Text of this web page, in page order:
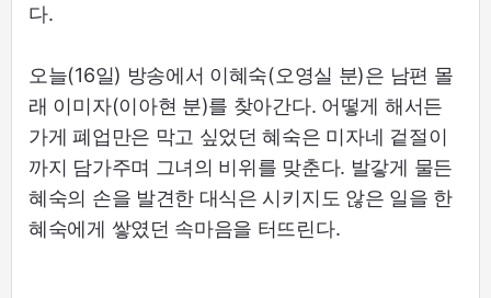
다.
오늘(16일) 방송에서 이혜숙(오영실 분)은 남편 몰
래 이미자(이아현 분)를 찾아간다. 어떻게 해서든
가게 폐업만은 막고 싶었던 혜숙은 미자네 겉절이
까지 담가주며 그녀의 비위를 맞춘다. 발갛게 물든
혜숙의 손을 발견한 대식은 시키지도 않은 일을 한
혜숙에게 쌓였던 속마음을 터뜨린다.